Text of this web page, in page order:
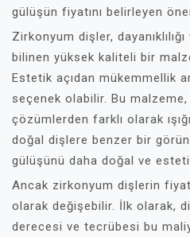
gülüşün fiyatını belirleyen
Zirkonyum dişler,
bilinen yüksek kaliteli bir
Estetik açıdan mükemmellik
seçenek olabilir. Bu
çözümlerden farklı olarak
doğal dişlere benzer bir
gülüşünü daha doğal ve
Ancak zirkonyum dişlerin
olarak değişebilir. İlk olarak,
derecesi ve tecrübesi bu